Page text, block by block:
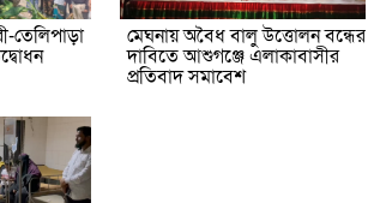
তেলিপাড়া মেঘনায় অবৈধ বালু উত্তোলন বন্ধের
দাবিতে আশুগঞ্জে এলাকাবাসীর
প্রতিবাদ সমাবেশ